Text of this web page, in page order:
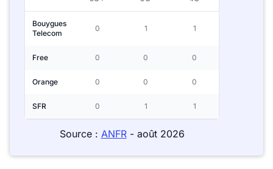
Bouygues
Telecom
0 1 1
Free 0 0 0
Orange 0 0 0
SFR 0 1 1
Source : ANFR- août 2026